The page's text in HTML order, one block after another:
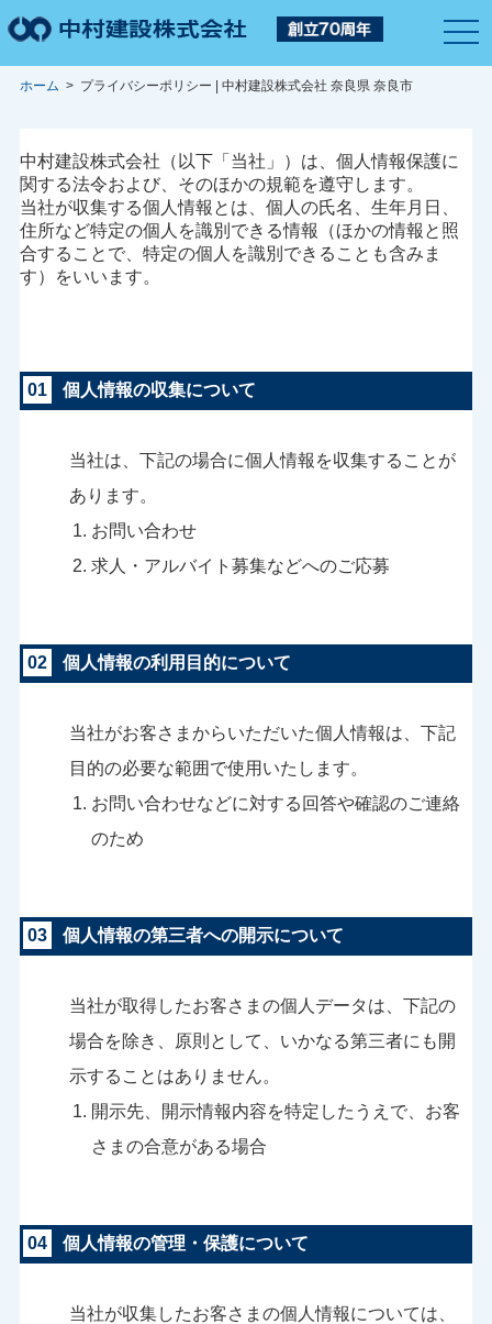
ホーム > プライバシーポリシー | 中村建設株式会社 奈良県 奈良市
中村建設株式会社（以下「当社」）は、個人情報保護に
関する法令および、そのほかの規範を遵守します。
当社が収集する個人情報とは、個人の氏名、生年月日、
住所など特定の個人を識別できる情報（ほかの情報と照
合することで、特定の個人を識別できることも含みま
す）をいいます。
01 個人情報の収集について
当社は、下記の場合に個人情報を収集することが
あります。
お問い合わせ
求人・アルバイト募集などへのご応募
02 個人情報の利用目的について
当社がお客さまからいただいた個人情報は、下記
目的の必要な範囲で使用いたします。
お問い合わせなどに対する回答や確認のご連絡
のため
03 個人情報の第三者への開示について
当社が取得したお客さまの個人データは、下記の
場合を除き、原則として、いかなる第三者にも開
示することはありません。
開示先、開示情報内容を特定したうえで、お客
さまの合意がある場合
04 個人情報の管理・保護について
当社が収集したお客さまの個人情報については、